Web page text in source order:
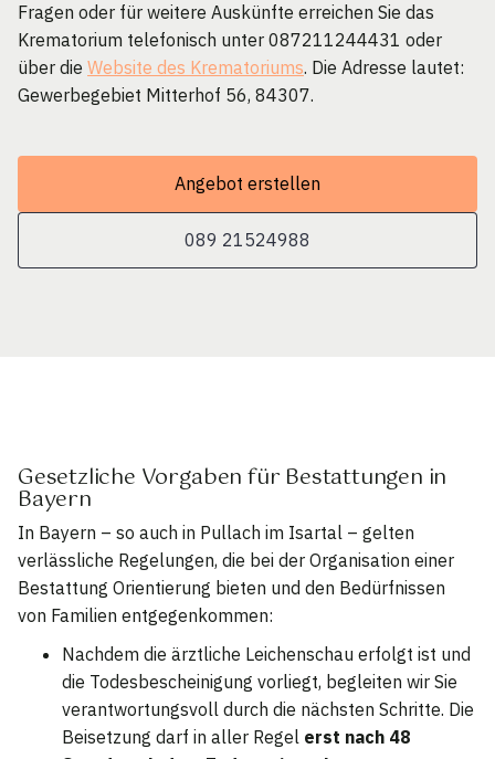
Fragen oder für weitere Auskünfte erreichen Sie das
Krematorium telefonisch unter 087211244431 oder
über die Website des Krematoriums. Die Adresse lautet:
Gewerbegebiet Mitterhof 56, 84307.
Angebot erstellen
089 21524988
Gesetzliche Vorgaben für Bestattungen in
Bayern
In Bayern – so auch in Pullach im Isartal – gelten
verlässliche Regelungen, die bei der Organisation einer
Bestattung Orientierung bieten und den Bedürfnissen
von Familien entgegenkommen:
Nachdem die ärztliche Leichenschau erfolgt ist und
die Todesbescheinigung vorliegt, begleiten wir Sie
verantwortungsvoll durch die nächsten Schritte. Die
Beisetzung darf in aller Regel erst nach 48